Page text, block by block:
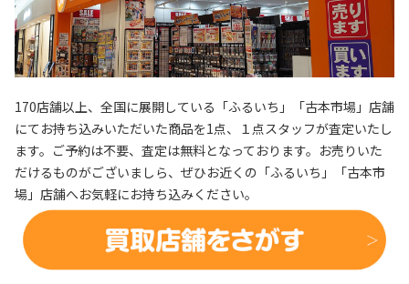
170店舗以上、全国に展開している「ふるいち」「古本市場」店舗
にてお持ち込みいただいた商品を1点、１点スタッフが査定いたし
ます。ご予約は不要、査定は無料となっております。お売りいた
だけるものがございましら、ぜひお近くの「ふるいち」「古本市
場」店舗へお気軽にお持ち込みください。